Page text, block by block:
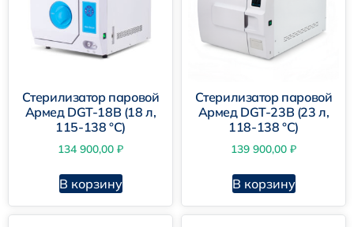
Стерилизатор паровой
Армед DGT-18B (18 л,
115-138 °C)
134 900,00 ₽
В корзину
Стерилизатор паровой
Армед DGT-23B (23 л,
118-138 °C)
139 900,00 ₽
В корзину